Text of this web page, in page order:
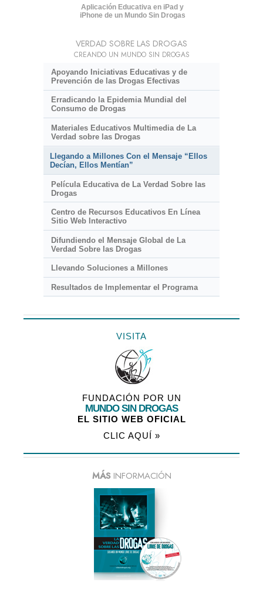
Aplicación Educativa en iPad y
iPhone de un Mundo Sin Drogas
VERDAD SOBRE LAS DROGAS
CREANDO UN MUNDO SIN DROGAS
Apoyando Iniciativas Educativas y de
Prevención de las Drogas Efectivas
Erradicando la Epidemia Mundial del
Consumo de Drogas
Materiales Educativos Multimedia de La
Verdad sobre las Drogas
Llegando a Millones Con el Mensaje “Ellos
Decían, Ellos Mentían”
Película Educativa de La Verdad Sobre las
Drogas
Centro de Recursos Educativos En Línea
Sitio Web Interactivo
Difundiendo el Mensaje Global de La
Verdad Sobre las Drogas
Llevando Soluciones a Millones
Resultados de Implementar el Programa
VISITA
FUNDACIÓN POR UN
MUNDO SIN DROGAS
EL SITIO WEB OFICIAL
CLIC AQUÍ »
MÁSINFORMACIÓN